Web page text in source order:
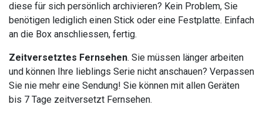
diese für sich persönlich archivieren? Kein Problem, Sie
benötigen lediglich einen Stick oder eine Festplatte. Einfach
an die Box anschliessen, fertig.
Zeitversetztes Fernsehen. Sie müssen länger arbeiten
und können Ihre lieblings Serie nicht anschauen? Verpassen
Sie nie mehr eine Sendung! Sie können mit allen Geräten
bis 7 Tage zeitversetzt Fernsehen.